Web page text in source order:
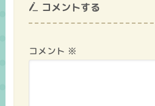
コメントする
コメント ※